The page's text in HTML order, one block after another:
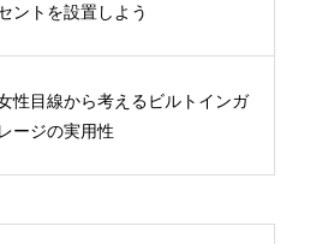
ントを設置しよう
性目線から考えるビルトインガ
レージの実用性